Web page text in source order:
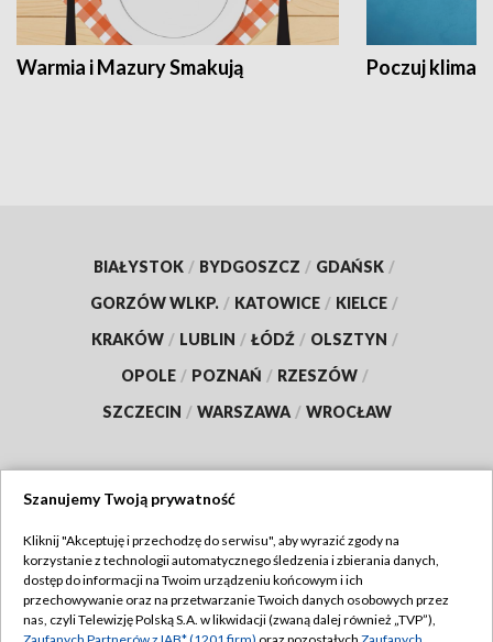
Warmia i Mazury Smakują Poczuj klimat
BIAŁYSTOK / BYDGOSZCZ / GDAŃSK /
GORZÓW WLKP. / KATOWICE / KIELCE /
KRAKÓW / LUBLIN / ŁÓDŹ / OLSZTYN /
OPOLE / POZNAŃ / RZESZÓW /
SZCZECIN / WARSZAWA / WROCŁAW
TVP
Abonament TVP
Emisja w TVP
Regulamin TVP
Szanujemy Twoją prywatność
Kliknij "Akceptuję i przechodzę do serwisu", aby wyrazić zgody na
korzystanie z technologii automatycznego śledzenia i zbierania danych,
dostęp do informacji na Twoim urządzeniu końcowym i ich
przechowywanie oraz na przetwarzanie Twoich danych osobowych przez
nas, czyli Telewizję Polską S.A. w likwidacji (zwaną dalej również „TVP”),